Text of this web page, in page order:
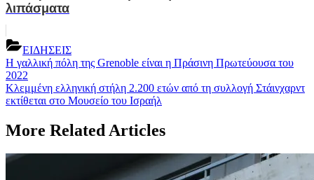
λιπάσματα
ΕΙΔΗΣΕΙΣ
Post
navigation
Previous
Post:
Η γαλλική πόλη της Grenoble είναι η Πράσινη Πρωτεύουσα του
2022
Next
Post:
Κλεμμένη ελληνική στήλη 2.200 ετών από τη συλλογή Στάινχαρντ
εκτίθεται στο Μουσείο του Ισραήλ
More Related Articles